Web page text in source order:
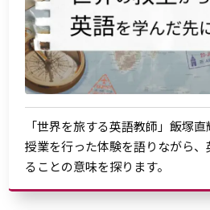
「世界を旅する英語教師」飯塚
授業を行った体験を語りながら
ることの意味を探ります。